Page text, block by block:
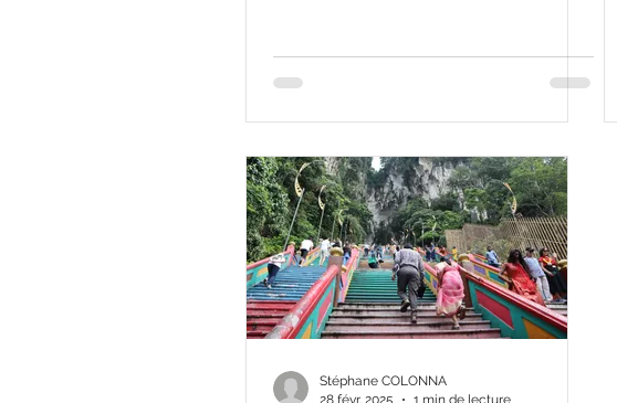
Stéphane COLONNA
28 févr. 2025
1 min de lecture